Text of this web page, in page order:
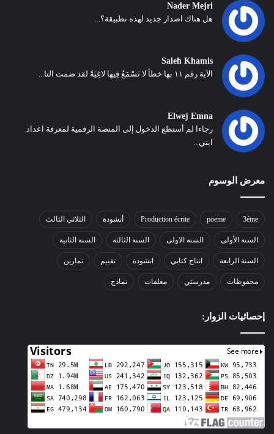
Nader Mejri
هل هناك اصدار جديد لهذه تطبيقة؟...
Saleh Khamis
الآية رقم ١١ بها خطأ لا تَسْمَعُ فِيها لاغِيَةً لقد ضمت التا...
Elwej Emna
رجاءا لم أستطع الدخول إلى المنصة الرقمية لمعرفة اعداد
ابني...
معرض الوسوم
3éme
poeme
Production écrite أنشودة الثلاثي الثالث
السنة الأولى السنة الاولى السنة الثالثة السنة الثانية
السنة الرابعة انتاج كتابي انشودة تقييم تمارين
محفوظات مدرستي معلقات نماذج
إحصائيات الزوار: